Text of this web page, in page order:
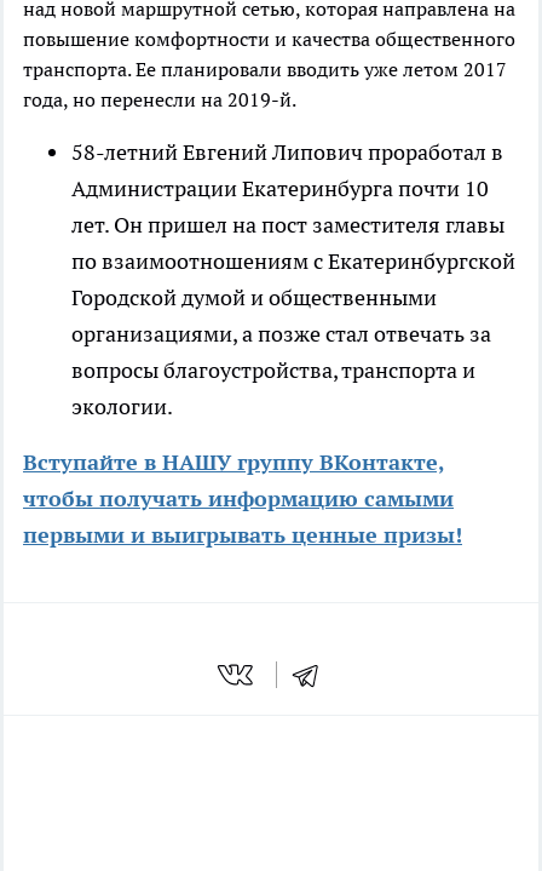
над новой маршрутной сетью, которая направлена на
повышение комфортности и качества общественного
транспорта. Ее планировали вводить уже летом 2017
года, но перенесли на 2019-й.
58-летний Евгений Липович проработал в
Администрации Екатеринбурга почти 10
лет. Он пришел на пост заместителя главы
по взаимоотношениям с Екатеринбургской
Городской думой и общественными
организациями, а позже стал отвечать за
вопросы благоустройства, транспорта и
экологии.
Вступайте в НАШУ группу ВКонтакте,
чтобы получать информацию самыми
первыми и выигрывать ценные призы!